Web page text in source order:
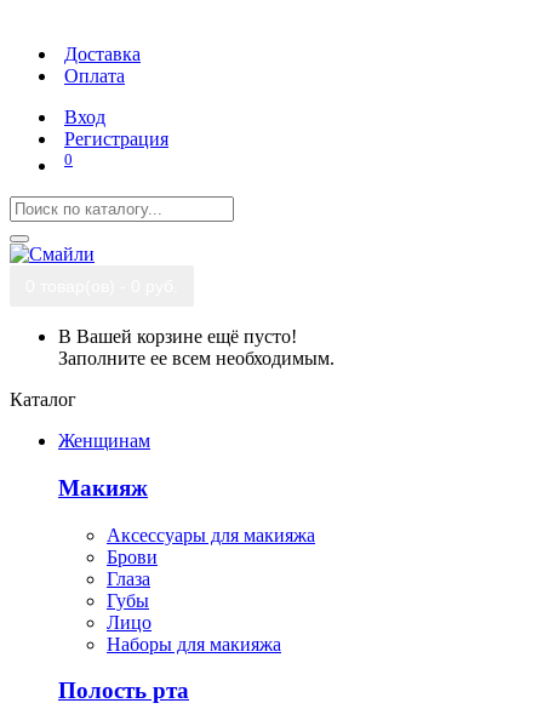
Доставка
Оплата
Вход
Регистрация
0
В Вашей корзине ещё пусто!
Заполните ее всем необходимым.
Каталог
Женщинам
Макияж
Аксессуары для макияжа
Брови
Глаза
Губы
Лицо
Наборы для макияжа
Полость рта